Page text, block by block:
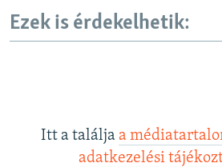
Ezek is érdekelhetik:
Itt a találja a
adatkezelési